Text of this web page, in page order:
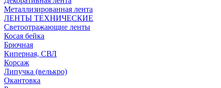
Металлизированная лента
ЛЕНТЫ ТЕХНИЧЕСКИЕ
Светоотражающие ленты
Косая бейка
Брючная
Киперная, СВЛ
Корсаж
Липучка (велькро)
Окантовка